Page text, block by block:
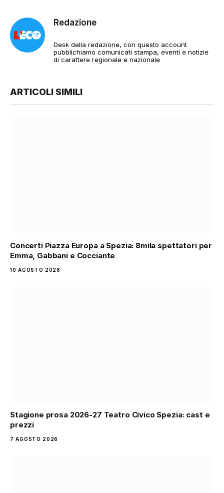
Redazione
Desk della redazione, con questo account
pubblichiamo comunicati stampa, eventi e notizie
di carattere regionale e nazionale
ARTICOLI SIMILI
Concerti Piazza Europa a Spezia: 8mila spettatori per
Emma, Gabbani e Cocciante
10 AGOSTO 2026
Stagione prosa 2026-27 Teatro Civico Spezia: cast e
prezzi
7 AGOSTO 2026